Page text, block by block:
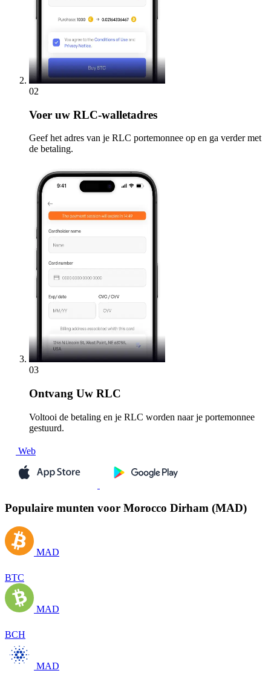
02
Voer uw RLC-walletadres
Geef het adres van je RLC portemonnee op en ga verder met
de betaling.
03
Ontvang Uw RLC
Voltooi de betaling en je RLC worden naar je portemonnee
gestuurd.
Web
Populaire munten voor Morocco Dirham (MAD)
MAD
BTC
MAD
BCH
MAD